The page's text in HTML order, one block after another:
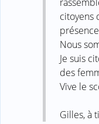
citoyens
Nous
Je suis
des
Vive le
Gilles, à